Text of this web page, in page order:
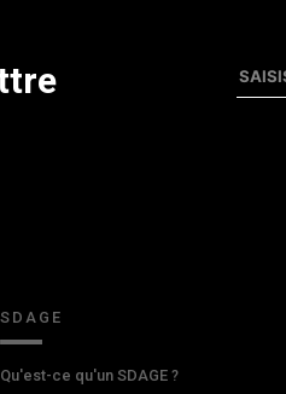
SDAGE
Qu'est-ce qu'un SDAGE ?